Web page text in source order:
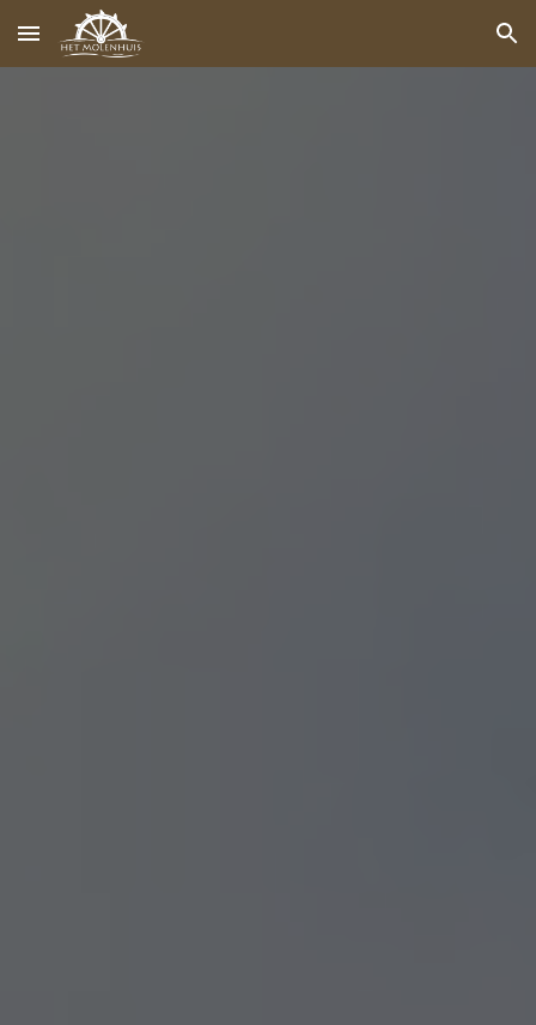
Skip to main content Skip to navigation